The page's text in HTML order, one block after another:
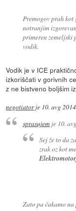
Premogov prah
notranjim
primeren zemeljski
vodik.
Vodik je v ICE
izkoriščati v gorivnih
z ne bistveno boljšim
negotiatorje 10. avg
sprasujemje 10.
Sej že to da
zrak oz kot
Zato pa čakamo